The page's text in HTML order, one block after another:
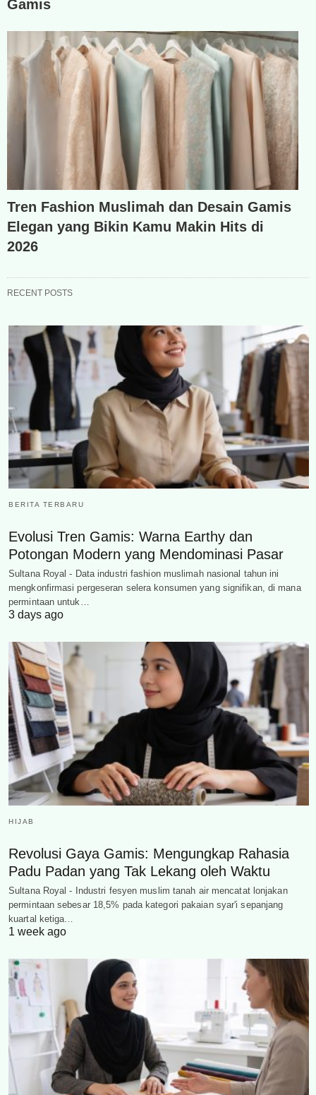
Gamis
Tren Fashion Muslimah dan Desain Gamis
Elegan yang Bikin Kamu Makin Hits di
2026
RECENT POSTS
BERITA TERBARU
Evolusi Tren Gamis: Warna Earthy dan
Potongan Modern yang Mendominasi Pasar
Sultana Royal - Data industri fashion muslimah nasional tahun ini
mengkonfirmasi pergeseran selera konsumen yang signifikan, di mana
permintaan untuk…
3 days ago
HIJAB
Revolusi Gaya Gamis: Mengungkap Rahasia
Padu Padan yang Tak Lekang oleh Waktu
Sultana Royal - Industri fesyen muslim tanah air mencatat lonjakan
permintaan sebesar 18,5% pada kategori pakaian syar'i sepanjang
kuartal ketiga…
1 week ago